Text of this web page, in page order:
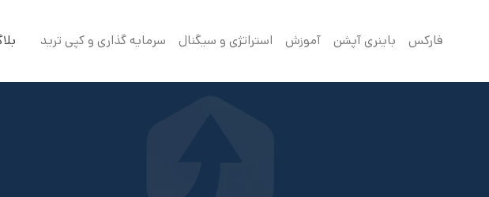
فارکس باینری آپشن آموزش استراتژی و سیگنال سرمایه گذاری و کپی ترید